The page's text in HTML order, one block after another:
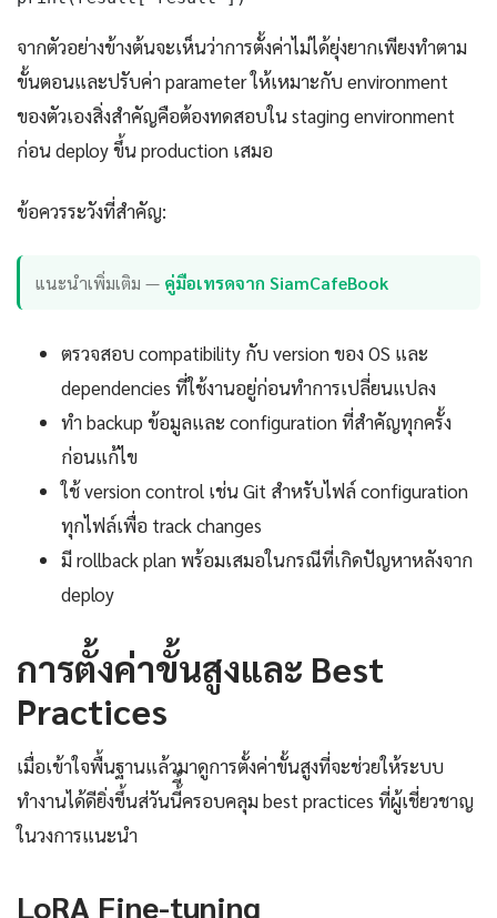
จากตัวอย่างข้างต้นจะเห็นว่าการตั้งค่าไม่ได้ยุ่งยากเพียงทำตาม
ขั้นตอนและปรับค่า parameter ให้เหมาะกับ environment
ของตัวเองสิ่งสำคัญคือต้องทดสอบใน staging environment
ก่อน deploy ขึ้น production เสมอ
ข้อควรระวังที่สำคัญ:
แนะนำเพิ่มเติม — คู่มือเทรดจาก SiamCafeBook
ตรวจสอบ compatibility กับ version ของ OS และ
dependencies ที่ใช้งานอยู่ก่อนทำการเปลี่ยนแปลง
ทำ backup ข้อมูลและ configuration ที่สำคัญทุกครั้ง
ก่อนแก้ไข
ใช้ version control เช่น Git สำหรับไฟล์ configuration
ทุกไฟล์เพื่อ track changes
มี rollback plan พร้อมเสมอในกรณีที่เกิดปัญหาหลังจาก
deploy
การตั้งค่าขั้นสูงและ Best
Practices
เมื่อเข้าใจพื้นฐานแล้วมาดูการตั้งค่าขั้นสูงที่จะช่วยให้ระบบ
ทำงานได้ดียิ่งขึ้นส่วันนี้ี้ครอบคลุม best practices ที่ผู้เชี่ยวชาญ
ในวงการแนะนำ
LoRA Fine-tuning